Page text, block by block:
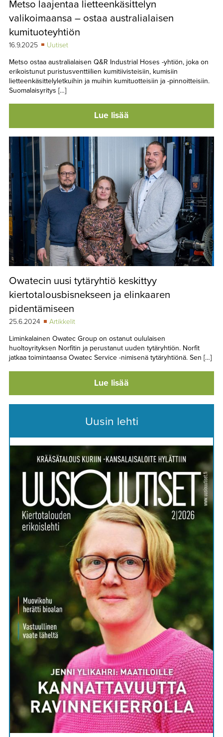
TAPAHTUMAT
YHTEYSTIEDOT
Metso laajentaa lietteenkäsittelyn
valikoimaansa – ostaa australialaisen
kumituoteyhtiön
16.9.2025
Uutiset
Metso ostaa australialaisen Q&R Industrial Hoses -yhtiön, joka on
erikoistunut puristusventtiilien kumitiivisteisiin, kumisiin
lietteenkäsittelyletkuihin ja muihin kumituotteisiin ja -pinnoitteisiin.
Suomalaisyritys […]
Lue lisää
Owatecin uusi tytäryhtiö keskittyy
kiertotalousbisnekseen ja elinkaaren
pidentämiseen
25.6.2024
Artikkelit
Liminkalainen Owatec Group on ostanut oululaisen
huoltoyrityksen Norfitin ja perustanut uuden tytäryhtiön. Norfit
jatkaa toimintaansa Owatec Service -nimisenä tytäryhtiönä. Sen […]
Lue lisää
Uusin lehti